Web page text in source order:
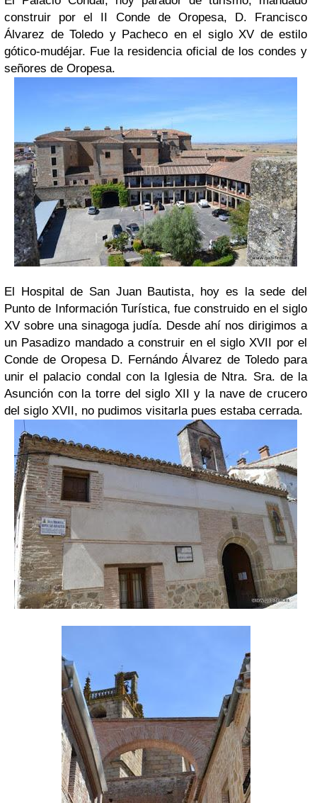
construir por el II Conde de Oropesa, D. Francisco
Álvarez de Toledo y Pacheco en el siglo XV de estilo
gótico-mudéjar. Fue la residencia oficial de los condes y
señores de Oropesa.
El Hospital de San Juan Bautista, hoy es la sede del
Punto de Información Turística, fue construido en el siglo
XV sobre una sinagoga judía. Desde ahí nos dirigimos a
un Pasadizo mandado a construir en el siglo XVII por el
Conde de Oropesa D. Fernándo Álvarez de Toledo para
unir el palacio condal con la Iglesia de Ntra. Sra. de la
Asunción con la torre del siglo XII y la nave de crucero
del siglo XVII, no pudimos visitarla pues estaba cerrada.